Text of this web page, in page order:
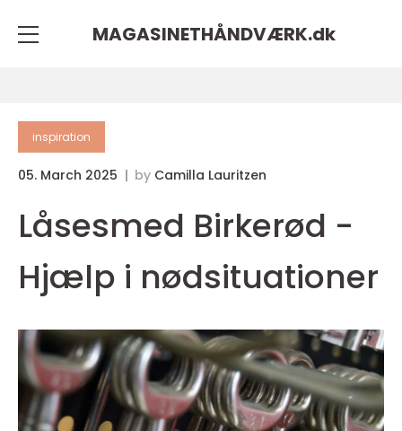
MAGASINETHÅNDVÆRK.dk
inspiration
05. March 2025 by Camilla Lauritzen
Låsesmed Birkerød -
Hjælp i nødsituationer